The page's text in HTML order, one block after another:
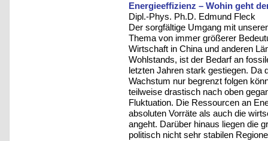
Energieeffizienz – Wohin geht
Dipl.-Phys. Ph.D. Edmund Fleck
Der sorgfältige Umgang mit
Thema von immer größerer
Wirtschaft in China und anderen
Wohlstands, ist der Bedarf an
letzten Jahren stark gestiegen. Da
Wachstum nur begrenzt folgen
teilweise drastisch nach oben
Fluktuation. Die Ressourcen an
absoluten Vorräte als auch die
angeht. Darüber hinaus liegen die
politisch nicht sehr stabilen